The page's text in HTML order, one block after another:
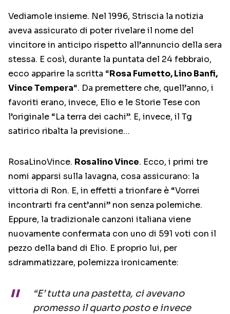
Vediamole insieme. Nel 1996, Striscia la notizia
aveva assicurato di poter rivelare il nome del
vincitore in anticipo rispetto all’annuncio della sera
stessa. E così, durante la puntata del 24 febbraio,
ecco apparire la scritta “Rosa Fumetto, Lino Banfi,
Vince Tempera“. Da premettere che, quell’anno, i
favoriti erano, invece, Elio e le Storie Tese con
l’originale “La terra dei cachi”. E, invece, il Tg
satirico ribalta la previsione…
RosaLinoVince. Rosalino Vince. Ecco, i primi tre
nomi apparsi sulla lavagna, cosa assicurano: la
vittoria di Ron. E, in effetti a trionfare è “Vorrei
incontrarti fra cent’anni” non senza polemiche.
Eppure, la tradizionale canzoni italiana viene
nuovamente confermata con uno di 591 voti con il
pezzo della band di Elio. E proprio lui, per
sdrammatizzare, polemizza ironicamente:
“E’ tutta una pastetta, ci avevano
promesso il quarto posto e invece